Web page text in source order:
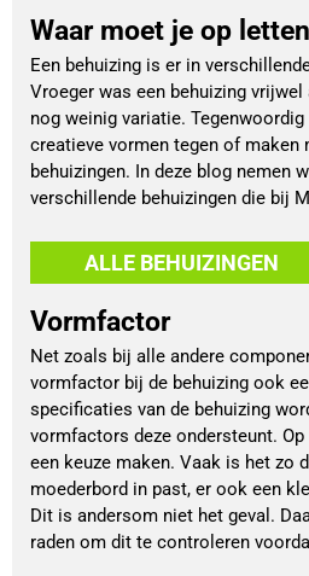
Waar moet je op
Een behuizing is er in
Vroeger was een behuizing
nog weinig variatie.
creatieve vormen tegen of maken
behuizingen. In deze blog nemen
verschillende behuizingen die bij
ALLE BEHUIZINGEN
Vormfactor
Net zoals bij alle andere
vormfactor bij de behuizing ook
specificaties van de behuizing
vormfactors deze ondersteunt. Op
een keuze maken. Vaak is het zo
moederbord in past, er ook een
Dit is andersom niet het geval.
raden om dit te controleren